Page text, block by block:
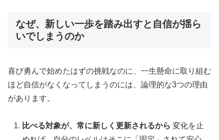
なぜ、新しい一歩を踏み出すと自信が揺ら
いでしまうのか
喜び勇んで始めたはずの挑戦なのに、一生懸命に取り組む
ほど自信がなくなってしまうのには、論理的な3つの理由
があります。
比べる対象が、常に新しく更新されるから 変化を止